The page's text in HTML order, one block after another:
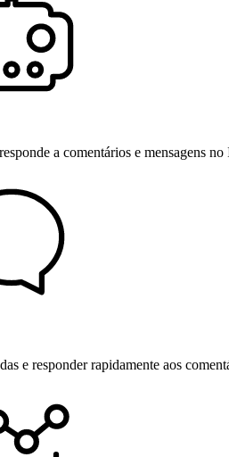
a comentários e mensagens
e responder rapidamente aos